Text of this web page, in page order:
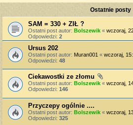
Ostatnie posty
SAM = 330 + ZIŁ ?
Ostatni post autor: Bolszewik « wczoraj,
Odpowiedzi: 2
Ursus 202
Ostatni post autor: Muran001 « wczoraj,
Odpowiedzi: 48
Ciekawostki ze złomu
Ostatni post autor: Bolszewik « wczoraj,
Odpowiedzi: 146
Przyczepy ogólnie ....
Ostatni post autor: Bolszewik « wczoraj,
Odpowiedzi: 325